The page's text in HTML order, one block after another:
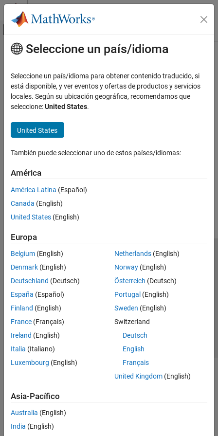
Saltar al contenido
Mostrar/ocultar menú de navegación
Inicio de Documentación
Contenido principal
¿Qué tan útil fue esta traducción?
Seleccione un país/idioma
Seleccione un país/idioma para obtener contenido traducido, si
está disponible, y ver eventos y ofertas de productos y servicios
locales. Según su ubicación geográfica, recomendamos que
seleccione:United States.
United States
También puede seleccionar uno de estos países/idiomas:
América
América Latina (Español)
Canada (English)
United States (English)
Europa
Belgium (English)
Denmark (English)
Deutschland (Deutsch)
España (Español)
Finland (English)
France (Français)
Ireland (English)
Italia (Italiano)
Luxembourg (English)
Netherlands(English)
Norway(English)
Österreich (Deutsch)
Portugal (English)
Sweden (English)
Switzerland
Deutsch
English
Français
United Kingdom(English)
Asia-Pacífico
Australia (English)
India (English)
Centro de confianza
Marcas comerciales
Política de privacidad
Antipiratería
Estado de las aplicaciones
Información de contacto
© 1994-2026 The MathWorks, Inc.